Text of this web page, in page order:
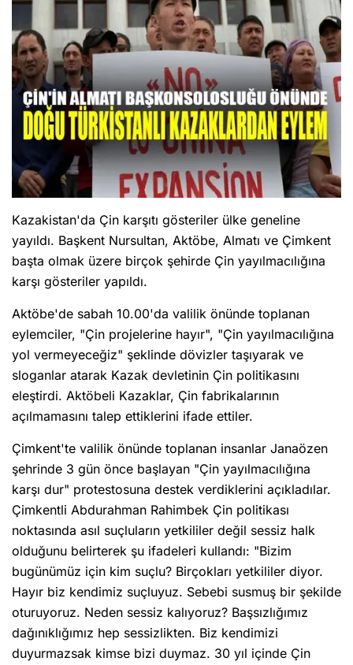
Kazakistan'da Çin karşıtı gösteriler ülke geneline
yayıldı. Başkent Nursultan, Aktöbe, Almatı ve Çimkent
başta olmak üzere birçok şehirde Çin yayılmacılığına
karşı gösteriler yapıldı.
Aktöbe'de sabah 10.00'da valilik önünde toplanan
eylemciler, "Çin projelerine hayır", "Çin yayılmacılığına
yol vermeyeceğiz" şeklinde dövizler taşıyarak ve
sloganlar atarak Kazak devletinin Çin politikasını
eleştirdi. Aktöbeli Kazaklar, Çin fabrikalarının
açılmamasını talep ettiklerini ifade ettiler.
Çimkent'te valilik önünde toplanan insanlar Janaözen
şehrinde 3 gün önce başlayan "Çin yayılmacılığına
karşı dur" protestosuna destek verdiklerini açıkladılar.
Çimkentli Abdurahman Rahimbek Çin politikası
noktasında asıl suçluların yetkililer değil sessiz halk
olduğunu belirterek şu ifadeleri kullandı: "Bizim
bugünümüz için kim suçlu? Birçokları yetkililer diyor.
Hayır biz kendimiz suçluyuz. Sebebi susmuş bir şekilde
oturuyoruz. Neden sessiz kalıyoruz? Başsızlığımız
dağınıklığımız hep sessizlikten. Biz kendimizi
duyurmazsak kimse bizi duymaz. 30 yıl içinde Çin